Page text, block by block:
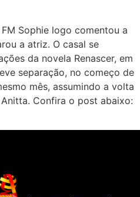
Sophie logo comentou a
a atriz. O casal se
da novela Renascer, em
separação, no começo de
mês, assumindo a volta
Confira o post abaixo: